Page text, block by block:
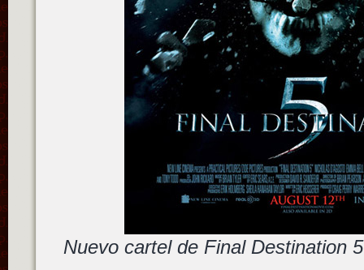
Nuevo cartel de Final Destination